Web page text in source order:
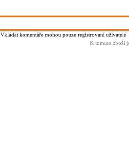
Vkládat komentáře mohou pouze registrovaní uživatelé
K tomuto zboží